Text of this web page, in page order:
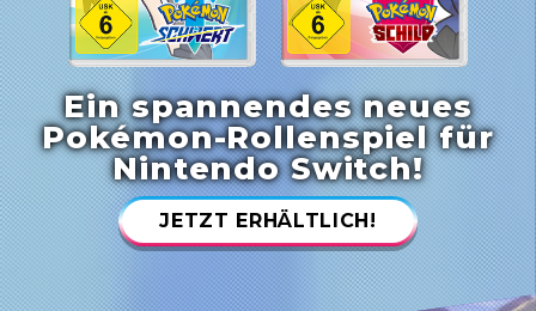
Ein spannendes neues
Pokémon-Rollenspiel für
Nintendo Switch!
JETZT ERHÄLTLICH!